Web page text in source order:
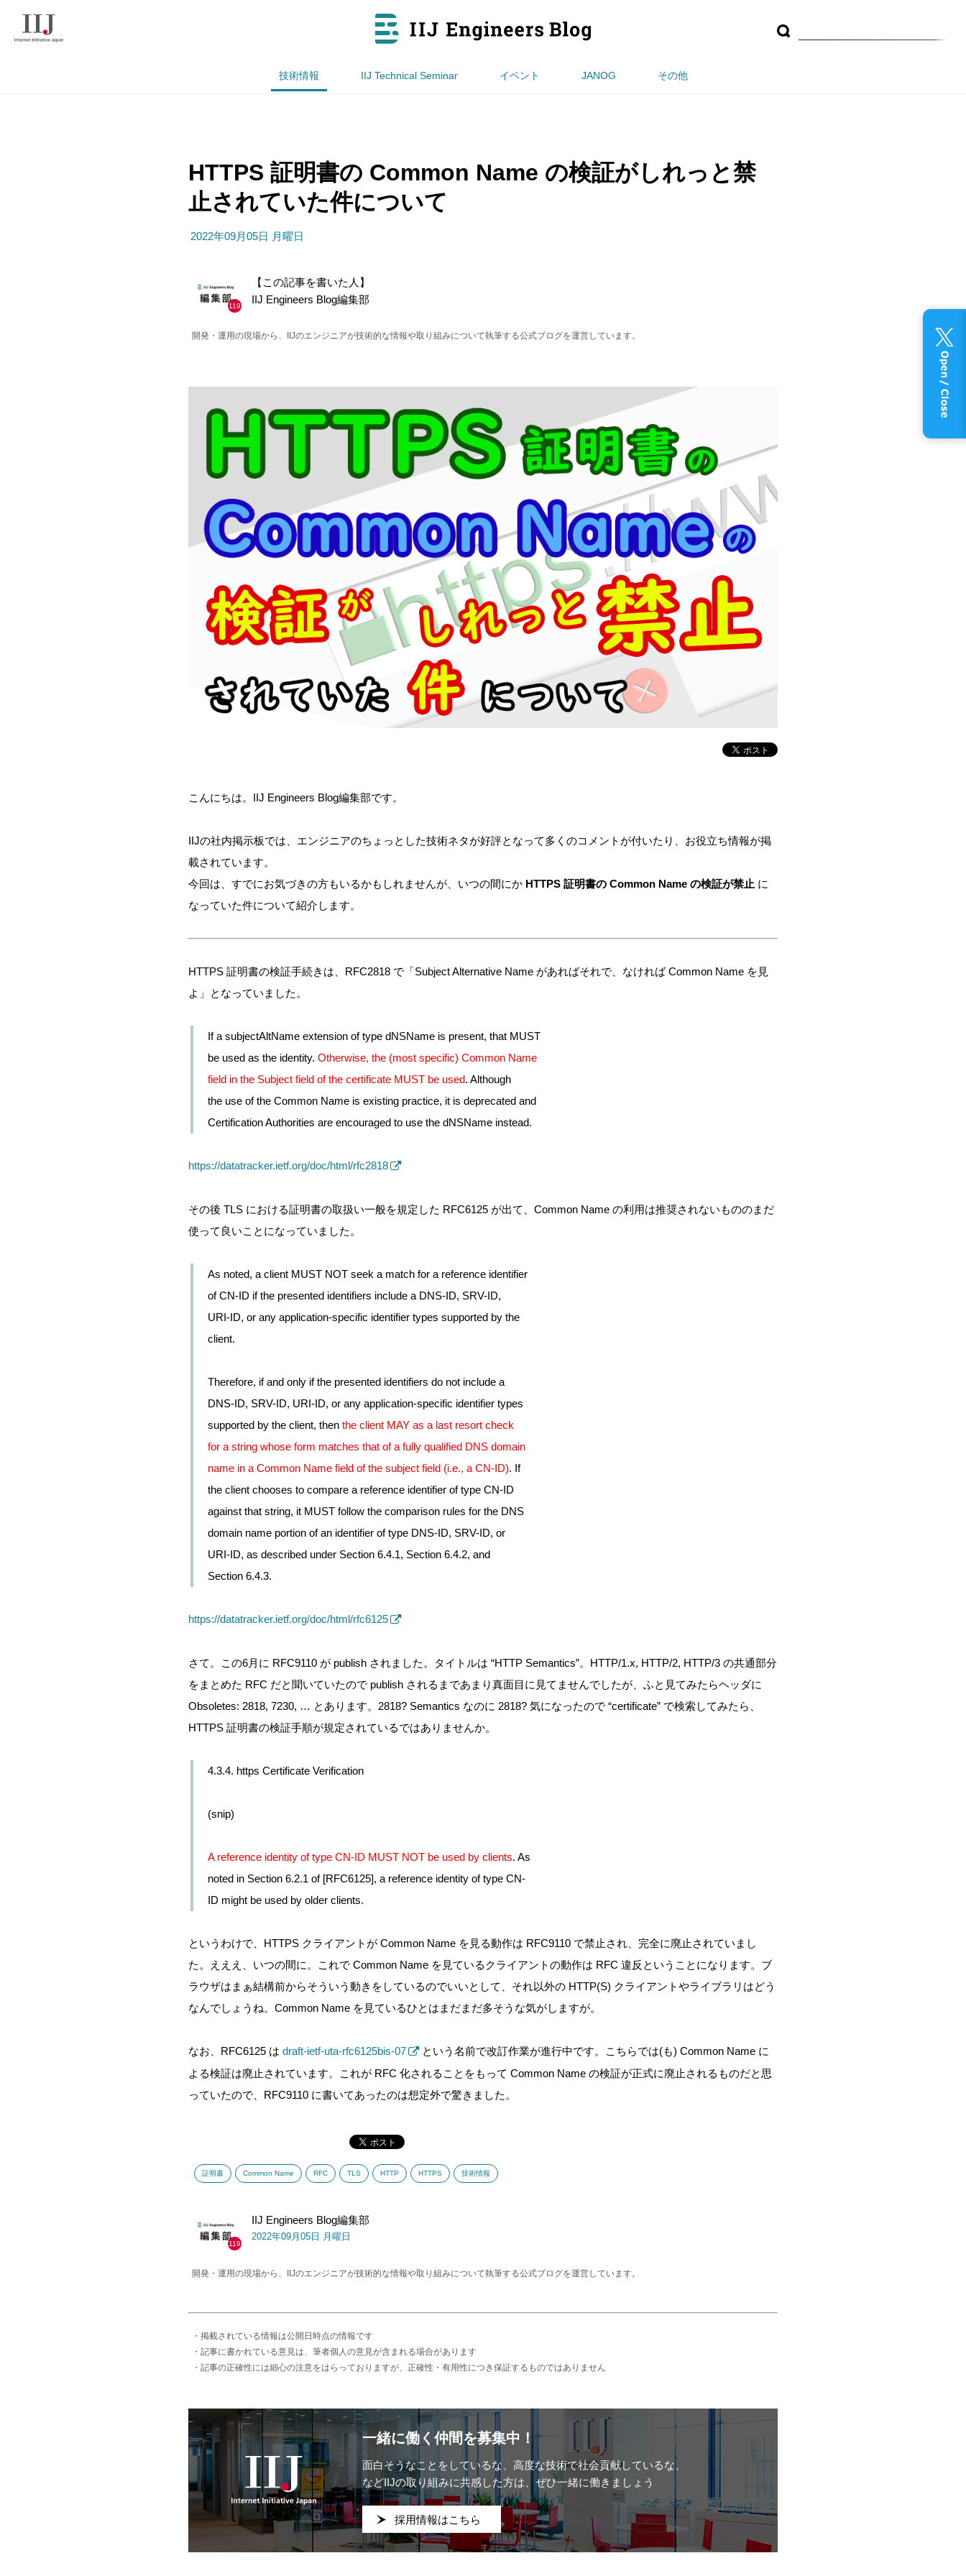
技術情報 IIJ Technical Seminar イベント JANOG その他
HTTPS 証明書の Common Name の検証がしれっと禁
止されていた件について
2022年09月05日 月曜日
119
【この記事を書いた人】
IIJ Engineers Blog編集部
開発・運用の現場から、IIJのエンジニアが技術的な情報や取り組みについて執筆する公式ブログを運営しています。
こんにちは。IIJ Engineers Blog編集部です。
IIJの社内掲示板では、エンジニアのちょっとした技術ネタが好評となって多くのコメントが付いたり、お役立ち情報が掲
載されています。
今回は、すでにお気づきの方もいるかもしれませんが、いつの間にか HTTPS 証明書の Common Name の検証が禁止 に
なっていた件について紹介します。
HTTPS 証明書の検証手続きは、RFC2818 で「Subject Alternative Name があればそれで、なければ Common Name を見
よ」となっていました。
If a subjectAltName extension of type dNSName is present, that MUST
be used as the identity. Otherwise, the (most specific) Common Name
field in the Subject field of the certificate MUST be used. Although
the use of the Common Name is existing practice, it is deprecated and
Certification Authorities are encouraged to use the dNSName instead.
https://datatracker.ietf.org/doc/html/rfc2818
その後 TLS における証明書の取扱い一般を規定した RFC6125 が出て、Common Name の利用は推奨されないもののまだ
使って良いことになっていました。
As noted, a client MUST NOT seek a match for a reference identifier
of CN-ID if the presented identifiers include a DNS-ID, SRV-ID,
URI-ID, or any application-specific identifier types supported by the
client.
Therefore, if and only if the presented identifiers do not include a
DNS-ID, SRV-ID, URI-ID, or any application-specific identifier types
supported by the client, then the client MAY as a last resort check
for a string whose form matches that of a fully qualified DNS domain
name in a Common Name field of the subject field (i.e., a CN-ID). If
the client chooses to compare a reference identifier of type CN-ID
against that string, it MUST follow the comparison rules for the DNS
domain name portion of an identifier of type DNS-ID, SRV-ID, or
URI-ID, as described under Section 6.4.1, Section 6.4.2, and
Section 6.4.3.
https://datatracker.ietf.org/doc/html/rfc6125
さて。この6月に RFC9110 が publish されました。タイトルは “HTTP Semantics”。HTTP/1.x, HTTP/2, HTTP/3 の共通部分
をまとめた RFC だと聞いていたので publish されるまであまり真面目に見てませんでしたが、ふと見てみたらヘッダに
Obsoletes: 2818, 7230, … とあります。2818? Semantics なのに 2818? 気になったので “certificate” で検索してみたら、
HTTPS 証明書の検証手順が規定されているではありませんか。
4.3.4. https Certificate Verification
(snip)
A reference identity of type CN-ID MUST NOT be used by clients. As
noted in Section 6.2.1 of [RFC6125], a reference identity of type CN-
ID might be used by older clients.
というわけで、HTTPS クライアントが Common Name を見る動作は RFC9110 で禁止され、完全に廃止されていまし
た。えええ、いつの間に。これで Common Name を見ているクライアントの動作は RFC 違反ということになります。ブ
ラウザはまぁ結構前からそういう動きをしているのでいいとして、それ以外の HTTP(S) クライアントやライブラリはどう
なんでしょうね。Common Name を見ているひとはまだまだ多そうな気がしますが。
なお、RFC6125 は draft-ietf-uta-rfc6125bis-07
という名前で改訂作業が進行中です。こちらでは(も) Common Name に
よる検証は廃止されています。これが RFC 化されることをもって Common Name の検証が正式に廃止されるものだと思
っていたので、RFC9110 に書いてあったのは想定外で驚きました。
証明書 Common Name RFC TLS HTTP HTTPS 技術情報
119
IIJ Engineers Blog編集部
2022年09月05日 月曜日
開発・運用の現場から、IIJのエンジニアが技術的な情報や取り組みについて執筆する公式ブログを運営しています。
・掲載されている情報は公開日時点の情報です
・記事に書かれている意見は、筆者個人の意見が含まれる場合があります
・記事の正確性には細心の注意をはらっておりますが、正確性・有用性につき保証するものではありません
一緒に働く仲間を募集中！
面白そうなことをしているな、 高度な技術で社会貢献しているな、
などIIJの取り組みに共感した方は、ぜひ一緒に働きましょう
採用情報はこちら